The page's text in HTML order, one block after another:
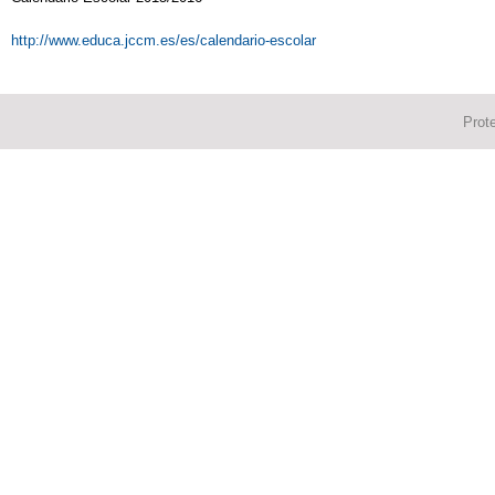
http://www.educa.jccm.es/es/calendario-escolar